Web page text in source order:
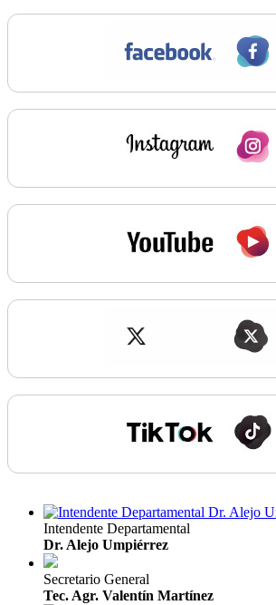
Intendente Departamental
Dr. Alejo Umpiérrez
Secretario General
Tec. Agr. Valentín Martínez